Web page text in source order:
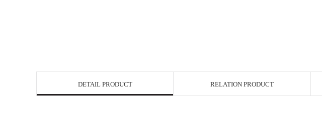
DETAIL PRODUCT RELATION PRODUCT